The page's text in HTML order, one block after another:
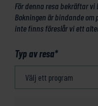
För denna resa bekräftar
Bokningen är bindande
inte finns föreslår vi ett
Typ av resa*